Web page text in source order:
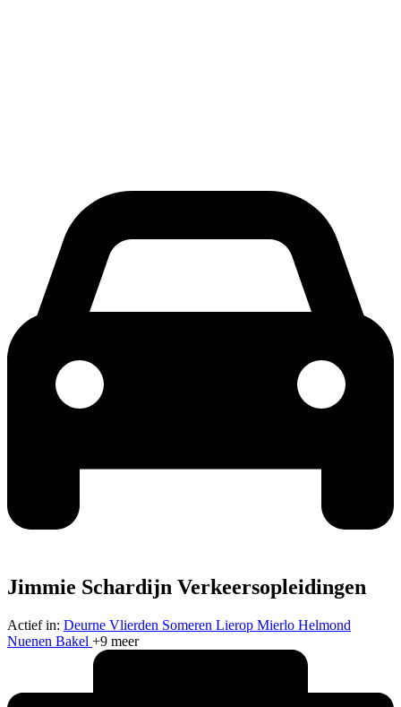
Jimmie Schardijn Verkeersopleidingen
Actief in: Deurne Vlierden Someren Lierop Mierlo Helmond
Nuenen Bakel +9 meer